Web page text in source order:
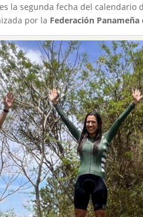
es la segunda fecha del calendario
por la Federación Panameña